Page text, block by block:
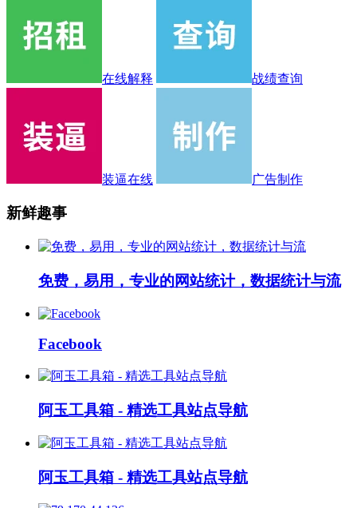
在线解释 战绩查询
装逼在线 广告制作
新鲜趣事
免费，易用，专业的网站统计，数据统计与流
Facebook
阿玉工具箱 - 精选工具站点导航
阿玉工具箱 - 精选工具站点导航